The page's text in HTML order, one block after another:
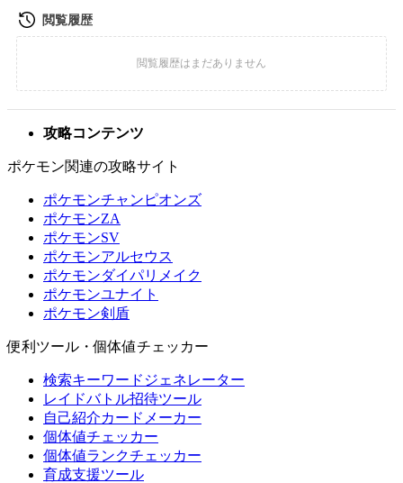
攻略コンテンツ
ポケモン関連の攻略サイト
ポケモンチャンピオンズ
ポケモンZA
ポケモンSV
ポケモンアルセウス
ポケモンダイパリメイク
ポケモンユナイト
ポケモン剣盾
便利ツール・個体値チェッカー
検索キーワードジェネレーター
レイドバトル招待ツール
自己紹介カードメーカー
個体値チェッカー
個体値ランクチェッカー
育成支援ツール